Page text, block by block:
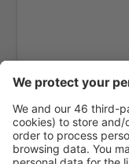
Santiago de
Leon Airport
Lleida-Alguaire
Madrid Barajas